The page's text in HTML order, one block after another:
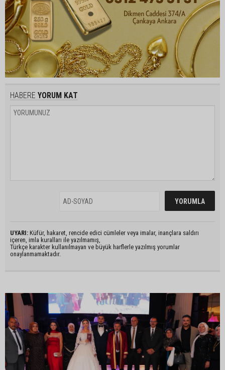
HABERE YORUM KAT
UYARI: Küfür, hakaret, rencide edici cümleler veya imalar, inançlara saldırı
içeren, imla kuralları ile yazılmamış,
Türkçe karakter kullanılmayan ve büyük harflerle yazılmış yorumlar
onaylanmamaktadır.